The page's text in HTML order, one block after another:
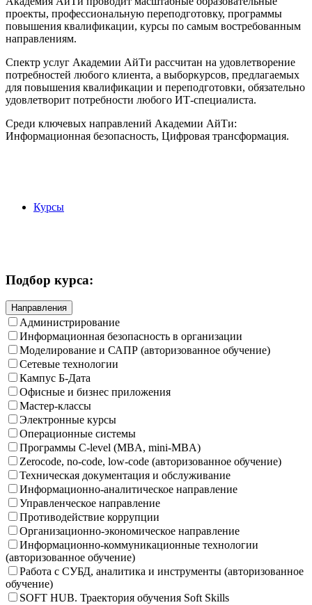
проекты, профессиональную переподготовку, программы
повышения квалификации, курсы по самым востребованным
направлениям.
Спектр услуг Академии АйТи рассчитан на удовлетворение
потребностей любого клиента, а выборкурсов, предлагаемых
для повышения квалификации и переподготовки, обязательно
удовлетворит потребности любого ИТ-специалиста.
Среди ключевых направлений Академии АйТи:
Информационная безопасность, Цифровая трансформация.
Курсы
Подбор курса:
Направления
Администрирование
Информационная безопасность в организации
Моделирование и САПР (авторизованное обучение)
Сетевые технологии
Кампус Б-Дата
Офисные и бизнес приложения
Мастер-классы
Электронные курсы
Операционные системы
Программы C-level (MBA, mini-MBA)
Zerocode, no-code, low-code (авторизованное обучение)
Техническая документация и обслуживание
Информационно-аналитическое направление
Управленческое направление
Противодействие коррупции
Организационно-экономическое направление
Информационно-коммуникационные технологии
(авторизованное обучение)
Работа с СУБД, аналитика и инструменты (авторизованное
обучение)
SOFT HUB. Траектория обучения Soft Skills